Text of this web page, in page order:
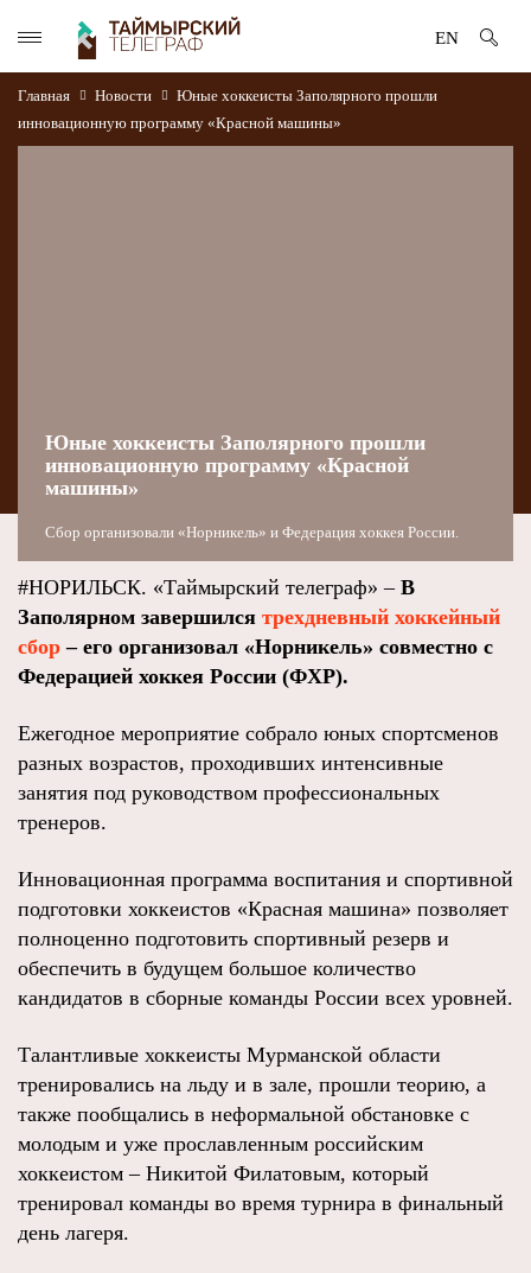
EN
Главная Новости
Юные хоккеисты Заполярного прошли
инновационную программу «Красной машины»
Юные хоккеисты Заполярного прошли
инновационную программу «Красной
машины»
Сбор организовали «Норникель» и Федерация хоккея России.
#НОРИЛЬСК. «Таймырский телеграф» – В
Заполярном завершился трехдневный хоккейный
сбор – его организовал «Норникель» совместно с
Федерацией хоккея России (ФХР).
Ежегодное мероприятие собрало юных спортсменов
разных возрастов, проходивших интенсивные
занятия под руководством профессиональных
тренеров.
Инновационная программа воспитания и спортивной
подготовки хоккеистов «Красная машина» позволяет
полноценно подготовить спортивный резерв и
обеспечить в будущем большое количество
кандидатов в сборные команды России всех уровней.
Талантливые хоккеисты Мурманской области
тренировались на льду и в зале, прошли теорию, а
также пообщались в неформальной обстановке с
молодым и уже прославленным российским
хоккеистом – Никитой Филатовым, который
тренировал команды во время турнира в финальный
день лагеря.